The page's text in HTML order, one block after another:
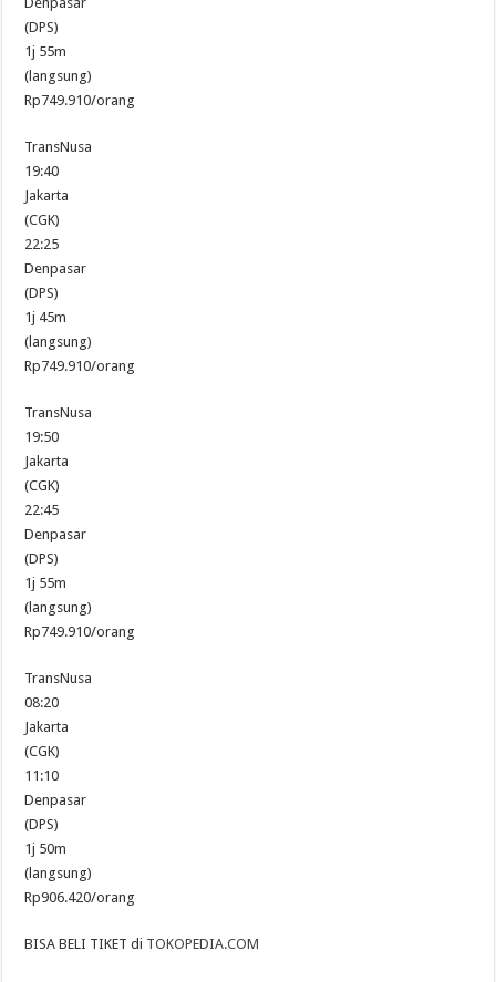
(DPS)
1j 55m
(langsung)
Rp749.910/orang
TransNusa
19:40
Jakarta
(CGK)
22:25
Denpasar
(DPS)
1j 45m
(langsung)
Rp749.910/orang
TransNusa
19:50
Jakarta
(CGK)
22:45
Denpasar
(DPS)
1j 55m
(langsung)
Rp749.910/orang
TransNusa
08:20
Jakarta
(CGK)
11:10
Denpasar
(DPS)
1j 50m
(langsung)
Rp906.420/orang
BISA BELI TIKET di TOKOPEDIA.COM